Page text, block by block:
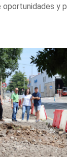
y